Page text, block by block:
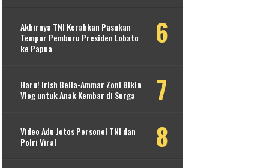
Akhirnya TNI Kerahkan Pasukan
Tempur Pemburu Presiden Lobato
ke Papua
Haru! Irish Bella-Ammar Zoni Bikin
Vlog untuk Anak Kembar di Surga
Video Adu Jotos Personel TNI dan
Polri Viral